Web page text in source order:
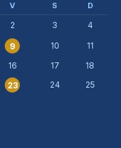
V S D
2 3
4
9 10
11
16 17
18
23 24
25